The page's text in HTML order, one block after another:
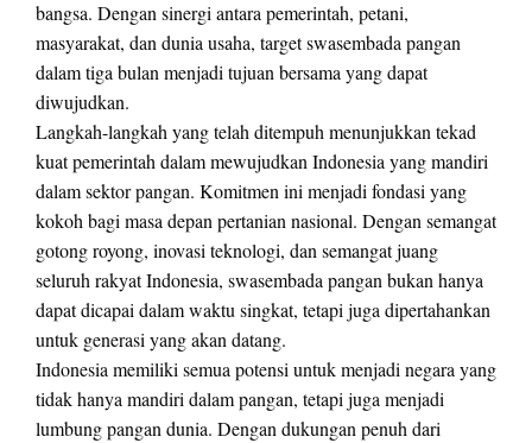
bangsa. Dengan sinergi antara pemerintah, petani,
masyarakat, dan dunia usaha, target swasembada pangan
dalam tiga bulan menjadi tujuan bersama yang dapat
diwujudkan.
Langkah-langkah yang telah ditempuh menunjukkan tekad
kuat pemerintah dalam mewujudkan Indonesia yang mandiri
dalam sektor pangan. Komitmen ini menjadi fondasi yang
kokoh bagi masa depan pertanian nasional. Dengan semangat
gotong royong, inovasi teknologi, dan semangat juang
seluruh rakyat Indonesia, swasembada pangan bukan hanya
dapat dicapai dalam waktu singkat, tetapi juga dipertahankan
untuk generasi yang akan datang.
Indonesia memiliki semua potensi untuk menjadi negara yang
tidak hanya mandiri dalam pangan, tetapi juga menjadi
lumbung pangan dunia. Dengan dukungan penuh dari